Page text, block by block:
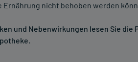
Ernährung nicht behoben werden
und Nebenwirkungen lesen Sie die